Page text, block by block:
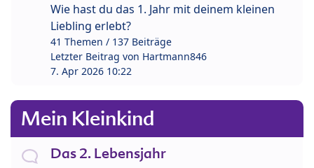
Wie hast du das 1. Jahr mit deinem kleinen
Liebling erlebt?
41 Themen / 137 Beiträge
Letzter Beitrag von Hartmann846
7. Apr 2026 10:22
Mein Kleinkind
Das 2. Lebensjahr